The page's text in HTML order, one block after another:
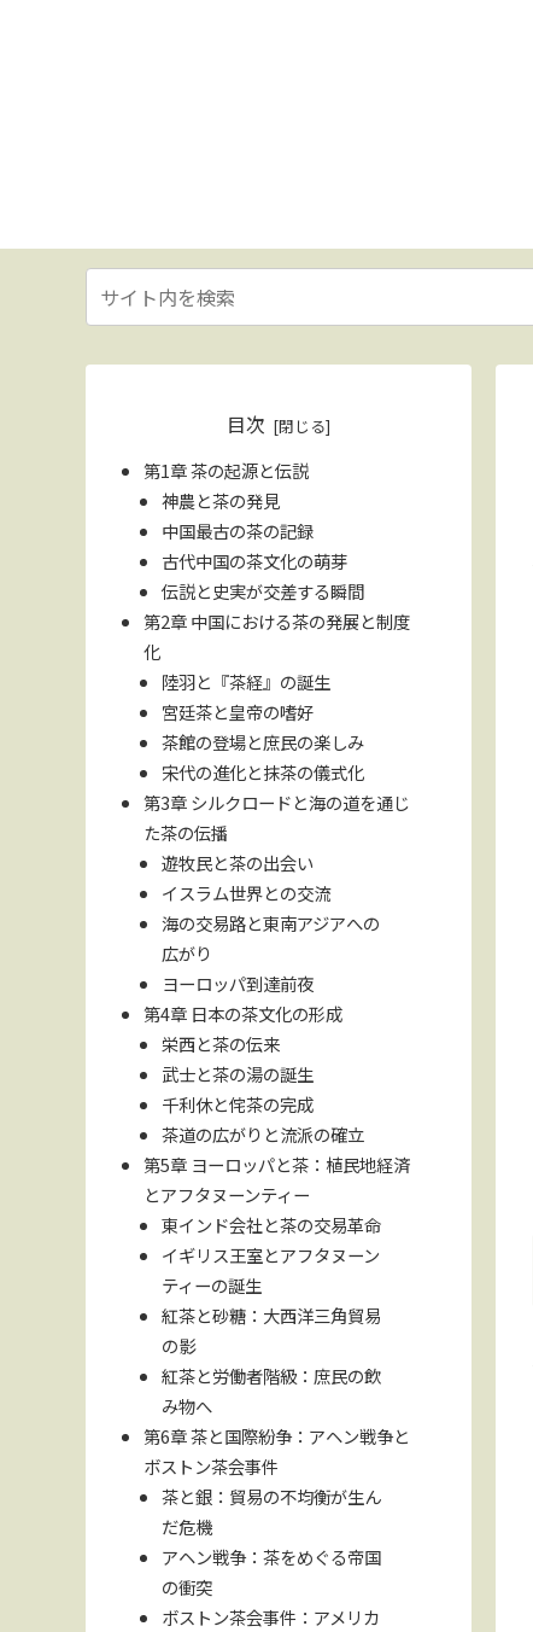
目次
第1章 茶の起源と伝説
神農と茶の発見
中国最古の茶の記録
古代中国の茶文化の萌芽
伝説と史実が交差する瞬間
第2章 中国における茶の発展と制度
化
陸羽と『茶経』の誕生
宮廷茶と皇帝の嗜好
茶館の登場と庶民の楽しみ
宋代の進化と抹茶の儀式化
第3章 シルクロードと海の道を通じ
た茶の伝播
遊牧民と茶の出会い
イスラム世界との交流
海の交易路と東南アジアへの
広がり
ヨーロッパ到達前夜
第4章 日本の茶文化の形成
栄西と茶の伝来
武士と茶の湯の誕生
千利休と侘茶の完成
茶道の広がりと流派の確立
第5章 ヨーロッパと茶：植民地経済
とアフタヌーンティー
東インド会社と茶の交易革命
イギリス王室とアフタヌーン
ティーの誕生
紅茶と砂糖：大西洋三角貿易
の影
紅茶と労働者階級：庶民の飲
み物へ
第6章 茶と国際紛争：アヘン戦争と
ボストン茶会事件
茶と銀：貿易の不均衡が生ん
だ危機
アヘン戦争：茶をめぐる帝国
の衝突
ボストン茶会事件：アメリカ